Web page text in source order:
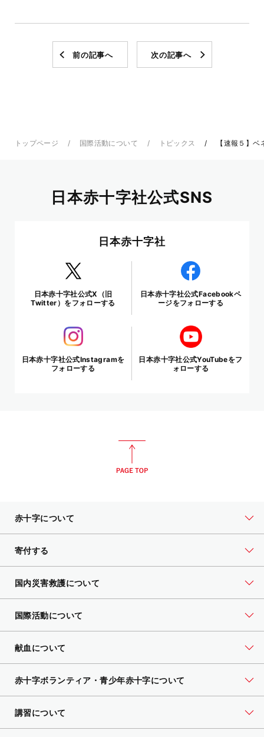
前の記事へ 次の記事へ
トップページ 国際活動について トピックス 【速報５】
日本赤十字社公式SNS
日本赤十字社
日本赤十字社公式X（旧
Twitter）をフォローする
日本赤十字社公式Facebookペ
ージをフォローする
日本赤十字社公式Instagramを
フォローする
日本赤十字社公式YouTubeをフ
ォローする
赤十字について
寄付する
国内災害救護について
国際活動について
献血について
赤十字ボランティア・青少年赤十字について
講習について